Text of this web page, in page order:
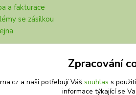
a fakturace
se zásilkou
Zpracování
a naši potřebují Váš souhlas s
informace týkající se